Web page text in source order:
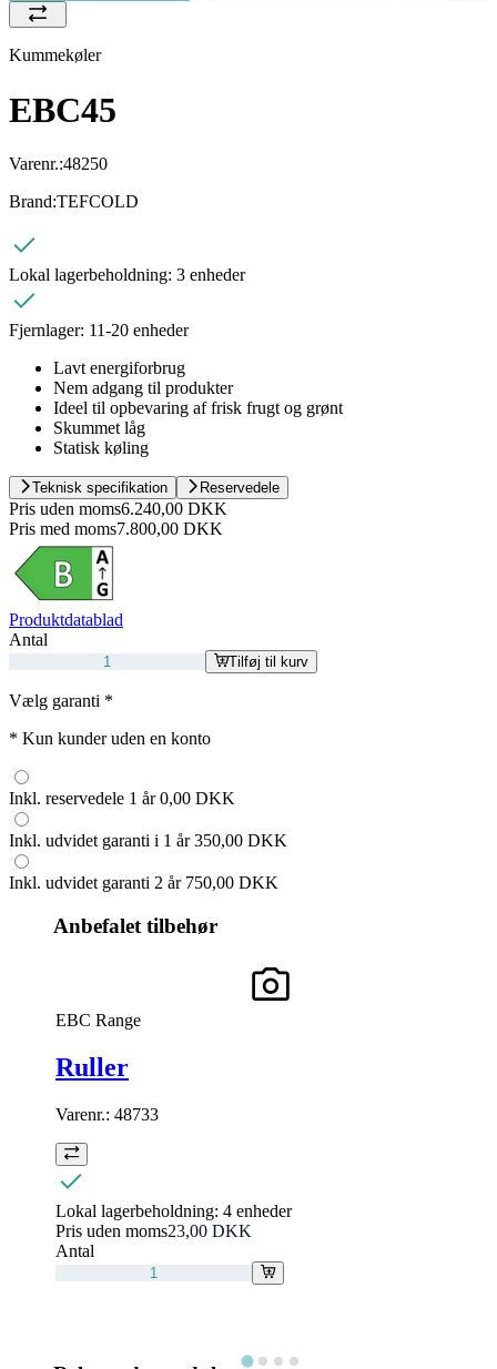
Kummekøler
EBC45
Varenr.:48250
Brand:TEFCOLD
Lokal lagerbeholdning: 3 enheder
Fjernlager: 11-20 enheder
Lavt energiforbrug
Nem adgang til produkter
Ideel til opbevaring af frisk frugt og grønt
Skummet låg
Statisk køling
Teknisk specifikation Reservedele
Pris uden moms6.240,00 DKK
Pris med moms7.800,00 DKK
Produktdatablad
Antal
Tilføj til kurv
Vælg garanti *
* Kun kunder uden en konto
Inkl. reservedele 1 år0,00 DKK
Inkl. udvidet garanti i 1 år350,00 DKK
Inkl. udvidet garanti 2 år 750,00 DKK
Anbefalet tilbehør
EBC Range
Ruller
Varenr.: 48733
Lokal lagerbeholdning: 4 enheder
Pris uden moms23,00 DKK
Antal